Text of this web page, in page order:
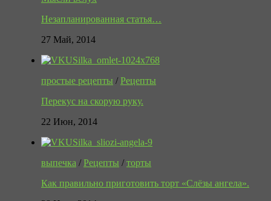
Незапланированная статья…
27 Май, 2014
простые рецепты /Рецепты
Перекус на скорую руку.
22 Июн, 2014
выпечка /Рецепты /торты
Как правильно приготовить торт «Слёзы ангела».